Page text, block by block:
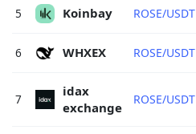
5 Koinbay ROSE/USDT
6 WHXEX ROSE/USDT
7
idax
exchange
ROSE/USDT